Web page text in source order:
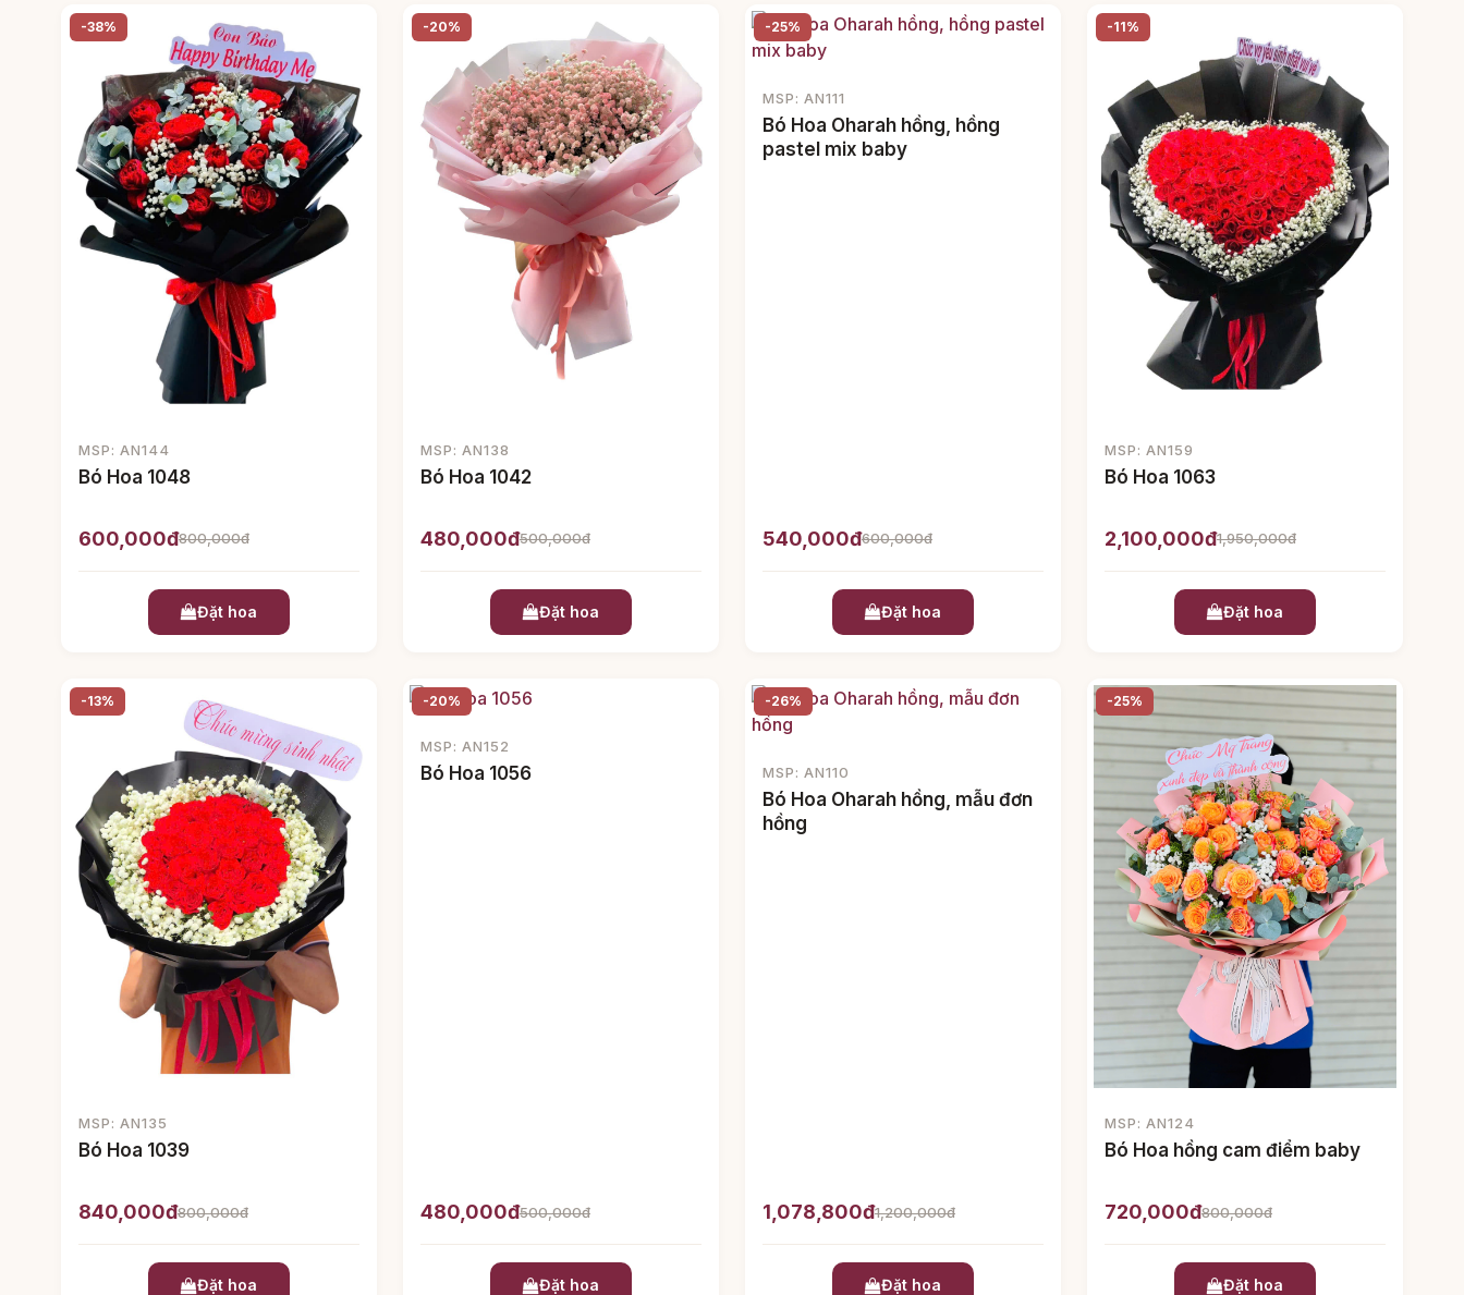
-38%
MSP: AN144
Bó Hoa 1048
600,000đ800,000đ
Đặt hoa
-20%
MSP: AN138
Bó Hoa 1042
480,000đ500,000đ
Đặt hoa
-25%
MSP: AN111
Bó Hoa Oharah hồng, hồng
pastel mix baby
540,000đ600,000đ
Đặt hoa
-11%
MSP: AN159
Bó Hoa 1063
2,100,000đ1,950,000đ
Đặt hoa
-13%
MSP: AN135
Bó Hoa 1039
840,000đ800,000đ
Đặt hoa
-20%
MSP: AN152
Bó Hoa 1056
480,000đ500,000đ
Đặt hoa
-26%
MSP: AN110
Bó Hoa Oharah hồng, mẫu đơn
hồng
1,078,800đ1,200,000đ
Đặt hoa
-25%
MSP: AN124
Bó Hoa hồng cam điểm baby
720,000đ800,000đ
Đặt hoa